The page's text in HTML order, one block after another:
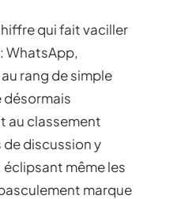
qui fait vaciller
WhatsApp,
rang de simple
désormais
au classement
discussion y
même les
marque